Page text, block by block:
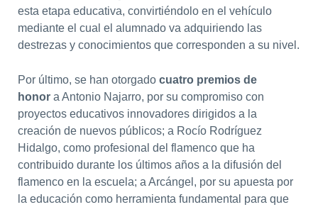
esta etapa educativa, convirtiéndolo en el vehículo
mediante el cual el alumnado va adquiriendo las
destrezas y conocimientos que corresponden a su nivel.
Por último, se han otorgado cuatro premios de
honora Antonio Najarro, por su compromiso con
proyectos educativos innovadores dirigidos a la
creación de nuevos públicos; a Rocío Rodríguez
Hidalgo, como profesional del flamenco que ha
contribuido durante los últimos años a la difusión del
flamenco en la escuela; a Arcángel, por su apuesta por
la educación como herramienta fundamental para que